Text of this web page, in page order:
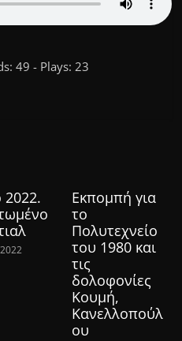
49 - Plays: 23
2022.
Εκπομπή για
το
Πολυτεχνείο
του 1980 και
τις
δολοφονίες
Κουμή,
Κανελλοπούλ
ου